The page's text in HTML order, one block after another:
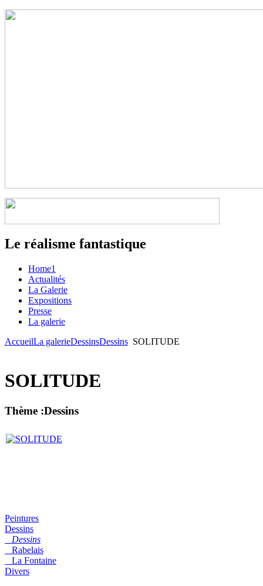
Le réalisme fantastique
Home1
Actualités
La Galerie
Expositions
Presse
La galerie
AccueilLa galerieDessinsDessins SOLITUDE
SOLITUDE
Thème :Dessins
Peintures
Dessins
Dessins
Rabelais
La Fontaine
Divers